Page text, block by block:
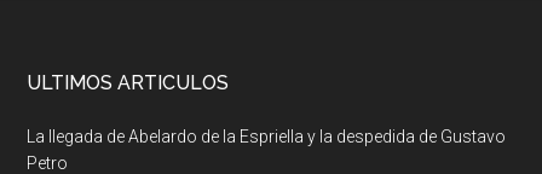
ULTIMOS ARTICULOS
La llegada de Abelardo de la Espriella y la despedida de Gustavo
Petro